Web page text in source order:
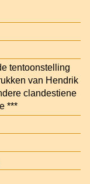
tentoonstelling
van Hendrik
clandestiene
***